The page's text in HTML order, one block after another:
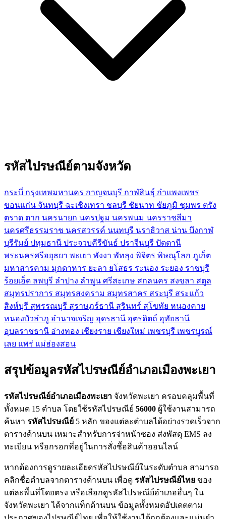
รหัสไปรษณีย์ตามจังหวัด
กระบี่ กรุงเทพมหานคร กาญจนบุรี กาฬสินธุ์ กำแพงเพชร
ขอนแก่น จันทบุรี ฉะเชิงเทรา ชลบุรี ชัยนาท ชัยภูมิ ชุมพร ตรัง
ตราด ตาก นครนายก นครปฐม นครพนม นครราชสีมา
นครศรีธรรมราช นครสวรรค์ นนทบุรี นราธิวาส น่าน บึงกาฬ
บุรีรัมย์ ปทุมธานี ประจวบคีรีขันธ์ ปราจีนบุรี ปัตตานี
พระนครศรีอยุธยา พะเยา พังงา พัทลุง พิจิตร พิษณุโลก ภูเก็ต
มหาสารคาม มุกดาหาร ยะลา ยโสธร ระนอง ระยอง ราชบุรี
ร้อยเอ็ด ลพบุรี ลำปาง ลำพูน ศรีสะเกษ สกลนคร สงขลา สตูล
สมุทรปราการ สมุทรสงคราม สมุทรสาคร สระบุรี สระแก้ว
สิงห์บุรี สุพรรณบุรี สุราษฎร์ธานี สุรินทร์ สุโขทัย หนองคาย
หนองบัวลำภู อำนาจเจริญ อุดรธานี อุตรดิตถ์ อุทัยธานี
อุบลราชธานี อ่างทอง เชียงราย เชียงใหม่ เพชรบุรี เพชรบูรณ์
เลย แพร่ แม่ฮ่องสอน
สรุปข้อมูลรหัสไปรษณีย์อำเภอเมืองพะเยา
รหัสไปรษณีย์อำเภอเมืองพะเยา จังหวัดพะเยา ครอบคลุมพื้นที่
ทั้งหมด 15 ตำบล โดยใช้รหัสไปรษณีย์ 56000 ผู้ใช้งานสามารถ
ค้นหา รหัสไปรษณีย์ 5 หลัก ของแต่ละตำบลได้อย่างรวดเร็วจาก
ตารางด้านบน เหมาะสำหรับการจ่าหน้าซอง ส่งพัสดุ EMS ลง
ทะเบียน หรือกรอกที่อยู่ในการสั่งซื้อสินค้าออนไลน์
หากต้องการดูรายละเอียดรหัสไปรษณีย์ในระดับตำบล สามารถ
คลิกชื่อตำบลจากตารางด้านบน เพื่อดู รหัสไปรษณีย์ไทย ของ
แต่ละพื้นที่โดยตรง หรือเลือกดูรหัสไปรษณีย์อำเภออื่นๆ ใน
จังหวัดพะเยา ได้จากแท็กด้านบน ข้อมูลทั้งหมดอัปเดตตาม